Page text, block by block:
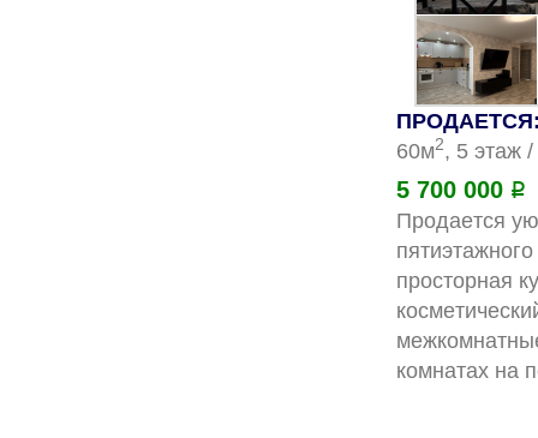
ПРОДАЕТСЯ:
60м2, 5 этаж
5 700 000 Р
Прoдаeтся
пpoстоpнaя